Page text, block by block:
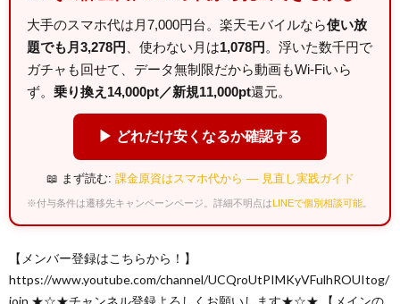
大手のスマホ代は月7,000円台。楽天モバイルなら使い放
題でも月3,278円
、使わない月は1,078円 。浮いた数千円で
ガチャも回せて、データ無制限だから動画もWi-Fiいら
ず。 乗り換え14,000pt／新規11,000pt還元。
▶ どれだけ安くなるか確認する
📖 まず読む: 課金原資はスマホ代から — 見直し実践ガイド
※付与条件は遷移先キャンペーンページ。詳細不明点はLINEで個別相談可能
【メンバー登録はこちらから！】
https://www.youtube.com/channel/UCQroUtPIMKyVFulhROUItog/
join ★☆★チャンネル登録よろしくお願いします★☆★ 【メインの